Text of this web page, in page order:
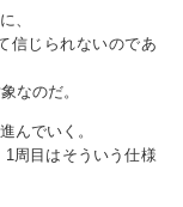
、
信じられないのであ
なのだ。
んでいく。
周目はそういう仕様